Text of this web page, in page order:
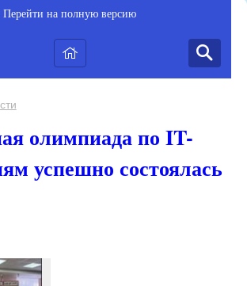
Перейти на полную версию
олимпиада по IT-
успешно состоялась